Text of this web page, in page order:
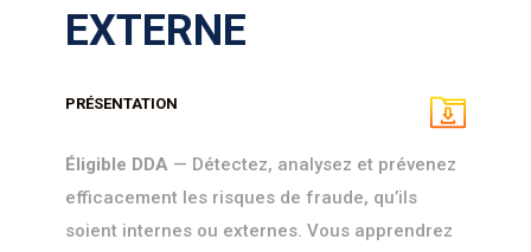
EXTERNE
PRÉSENTATION
Éligible DDA — Détectez, analysez et prévenez
efficacement les risques de fraude, qu’ils
soient internes ou externes. Vous apprendrez